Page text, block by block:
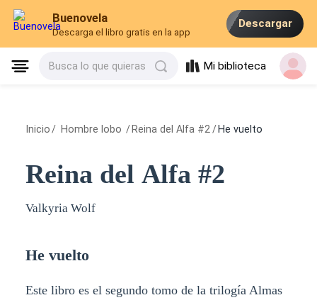
Buenovela
Descarga el libro gratis en la app
Descargar
Busca lo que quieras Mi biblioteca
Inicio / Hombre lobo / Reina del Alfa #2 / He vuelto
Reina del Alfa #2
Valkyria Wolf
He vuelto
Este libro es el segundo tomo de la trilogía Almas